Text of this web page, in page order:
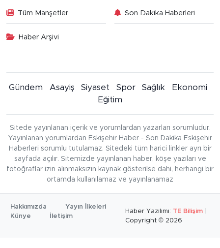
Tüm Manşetler Son Dakika Haberleri
Haber Arşivi
Gündem Asayiş Siyaset Spor Sağlık
Ekonomi
Eğitim
Sitede yayınlanan içerik ve yorumlardan yazarları sorumludur.
Yayınlanan yorumlardan Eskişehir Haber - Son Dakika Eskişehir
Haberleri sorumlu tutulamaz. Sitedeki tüm harici linkler ayrı bir
sayfada açılır. Sitemizde yayınlanan haber, köşe yazıları ve
fotoğraflar izin alınmaksızın kaynak gösterilse dahi, herhangi bir
ortamda kullanılamaz ve yayınlanamaz
Hakkımızda
Yayın İlkeleri
Künye
İletişim
Haber Yazılımı: TE Bilişim
Copyright © 2026